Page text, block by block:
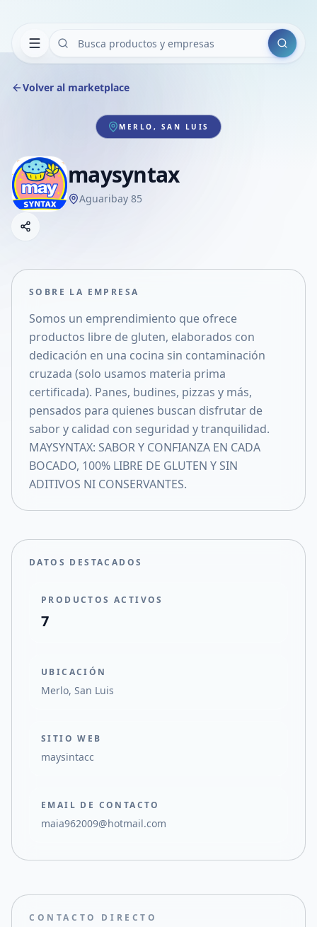
Buscar
Volver al marketplace
MERLO, SAN LUIS
maysyntax
Aguaribay 85
Compartir empresa
Compartir en X
SOBRE LA EMPRESA
Somos un emprendimiento que ofrece
productos libre de gluten, elaborados con
dedicación en una cocina sin contaminación
cruzada (solo usamos materia prima
certificada). Panes, budines, pizzas y más,
pensados para quienes buscan disfrutar de
sabor y calidad con seguridad y tranquilidad.
MAYSYNTAX: SABOR Y CONFIANZA EN CADA
BOCADO, 100% LIBRE DE GLUTEN Y SIN
ADITIVOS NI CONSERVANTES.
DATOS DESTACADOS
PRODUCTOS ACTIVOS
7
UBICACIÓN
Merlo, San Luis
SITIO WEB
maysintacc
EMAIL DE CONTACTO
maia962009@hotmail.com
CONTACTO DIRECTO